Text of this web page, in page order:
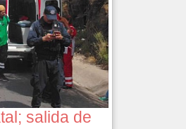
salida de